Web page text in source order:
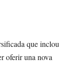
que inclou
oferir una nova